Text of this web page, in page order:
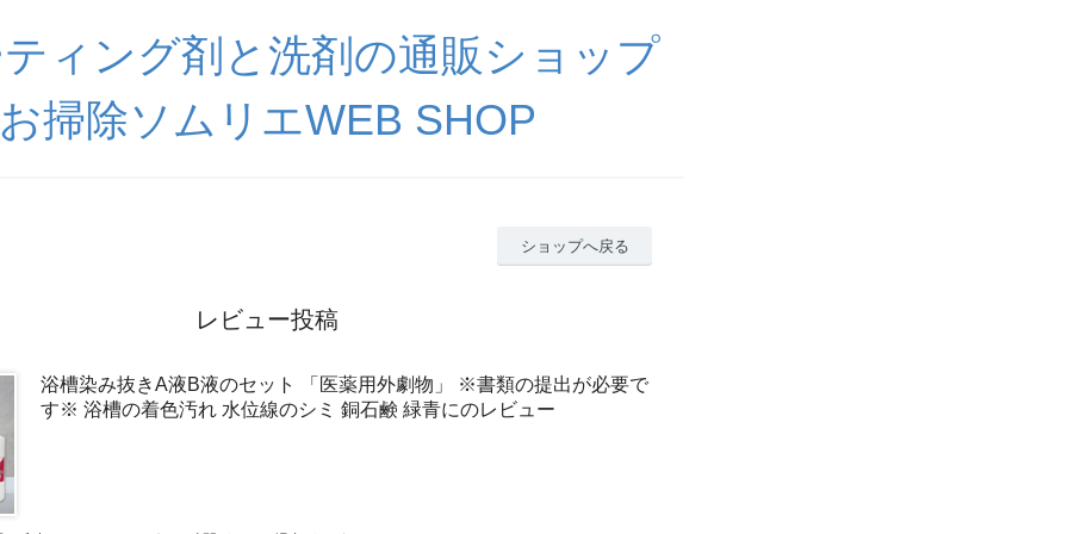
ティング剤と洗剤の通販ショップ
掃除ソムリエWEB SHOP
ショップへ戻る
レビュー投稿
浴槽染み抜きA液B液のセット 「医薬用外劇物」 ※書類の提出が必要で
す※ 浴槽の着色汚れ 水位線のシミ 銅石鹸 緑青にのレビュー